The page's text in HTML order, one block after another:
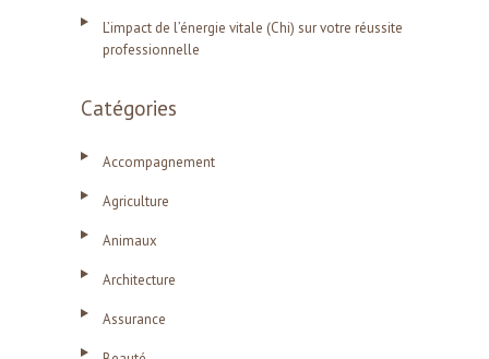
L’impact de l’énergie vitale (Chi) sur votre réussite
professionnelle
Catégories
Accompagnement
Agriculture
Animaux
Architecture
Assurance